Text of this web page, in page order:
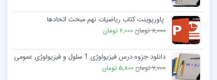
پاورپوینت کتاب ریاضیات نهم مبحث اتحادها
8,000 تومان 6,000 تومان
دانلود جزوه درس فیزیولوژی 1 سلول و فیزیولوژی عمومی
7,000 تومان 5,800 تومان